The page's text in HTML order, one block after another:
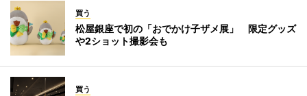
買う
松屋銀座で初の「おでかけ子ザメ展」 限定グッズ
や2ショット撮影会も
買う